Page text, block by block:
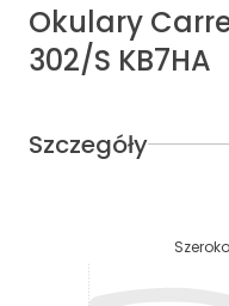
Okulary
302/S KB7HA
Szczegóły